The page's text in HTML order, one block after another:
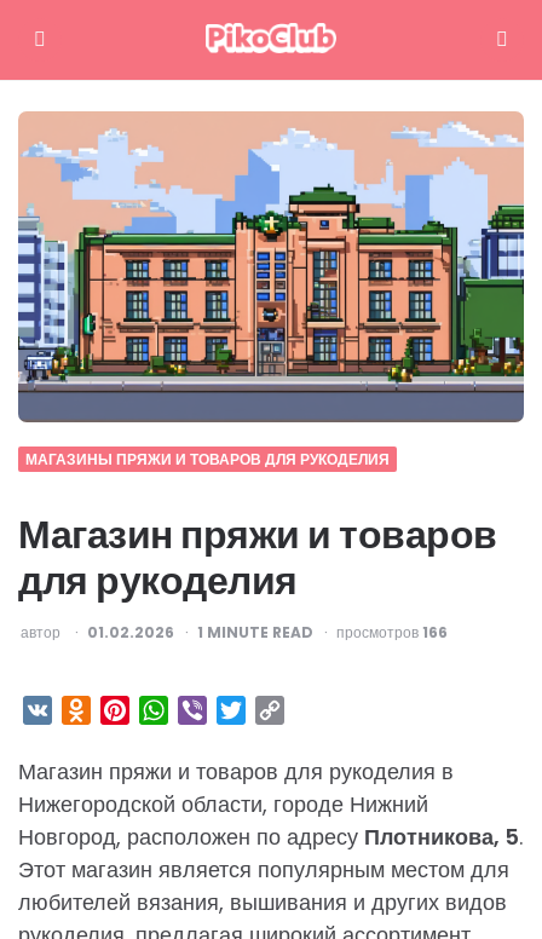
Меню Поиск
МАГАЗИНЫ ПРЯЖИ И ТОВАРОВ ДЛЯ РУКОДЕЛИЯ
Магазин пряжи и товаров
для рукоделия
ОПУБЛИКОВАНО
автор 01.02.2026 1 MINUTE READ просмотров 166
VK Odnoklassniki
PinterestWhatsApp
Viber Twitter
Магазин пряжи и товаров для рукоделия в
Нижегородской области, городе Нижний
Новгород, расположен по адресу Плотникова, 5.
Этот магазин является популярным местом для
любителей вязания, вышивания и других видов